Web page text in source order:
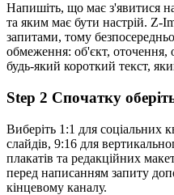
Напишіть, що має з'явитися
та яким має бути настрій. Z-
запитами, тому
обмеження: об'єкт, оточення,
будь-який короткий текст,
Step 2 Спочатку
Виберіть 1:1 для соціальних
слайдів, 9:16 для
плакатів та редакційних
перед написанням запиту
кінцевому каналу.